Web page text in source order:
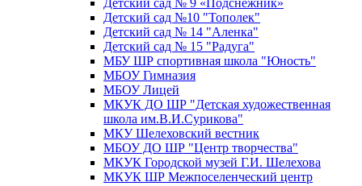
Детский сад №10 "Тополек"
Детский сад № 14 "Аленка"
Детский сад № 15 "Радуга"
МБУ ШР спортивная школа "Юность"
МБОУ Гимназия
МБОУ Лицей
МКУК ДО ШР "Детская художественная
школа им.В.И.Сурикова"
МКУ Шелеховский вестник
МБОУ ДО ШР "Центр творчества"
МКУК Городской музей Г.И. Шелехова
МКУК ШР Межпоселенческий центр